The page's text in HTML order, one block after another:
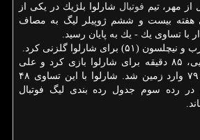
از مهر، تیم فوتبال شارلوا بلژیك در یكی از
هفته بیست و ششم ژوپیلر لیگ به مصاف
با تساوی یك - یك به پایان رسید.
در این دیدار كاوه رضایی، ۸۵ دقیقه برای شارلوا بازی كرد و علی
قلی زاده نیز از دقیقه ۷۹ وارد زمین شد. شارلوا با این تساوی ۴۸
در رده سوم جدول رده بندی لیگ فوتبال